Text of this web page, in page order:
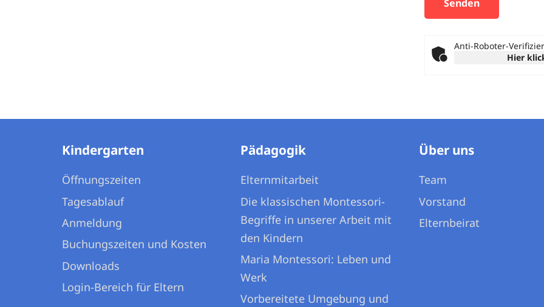
Anti-Roboter-
Hier
Kindergarten
Öffnungszeiten
Tagesablauf
Anmeldung
Buchungszeiten und Kosten
Downloads
Login-Bereich für Eltern
Pädagogik
Elternmitarbeit
Die klassischen Montessori-
Begriffe in unserer Arbeit mit
den Kindern
Maria Montessori: Leben und
Werk
Vorbereitete Umgebung und
Über uns
Team
Vorstand
Elternbeirat